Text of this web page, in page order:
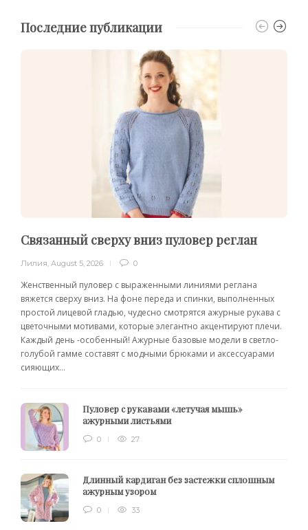
Последние публикации
Связанный сверху вниз пуловер реглан
Лилия, August 5, 2026 0
Женственный пуловер с выраженными линиями реглана
вяжется сверху вниз. На фоне переда и спинки, выполненных
простой лицевой гладью, чудесно смотрятся ажурные рукава с
цветочными мотивами, которые элегантно акцентируют плечи.
Каждый день -особенный! Ажурные базовые модели в светло-
голубой гамме составят с модными брюками и аксессуарами
сияющих...
Пуловер с рукавами «летучая мышь»
ажурными листьями
0 27
Длинный кардиган без застежки сплошным
ажурным узором
0 33